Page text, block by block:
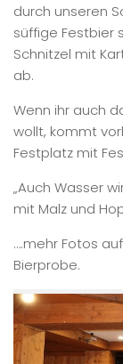
durch unseren
süffige Festbier
Schnitzel mit
ab.
Wenn ihr auch
wollt, kommt
Festplatz mit
„Auch Wasser
mit Malz und
….mehr Fotos
Bierprobe.